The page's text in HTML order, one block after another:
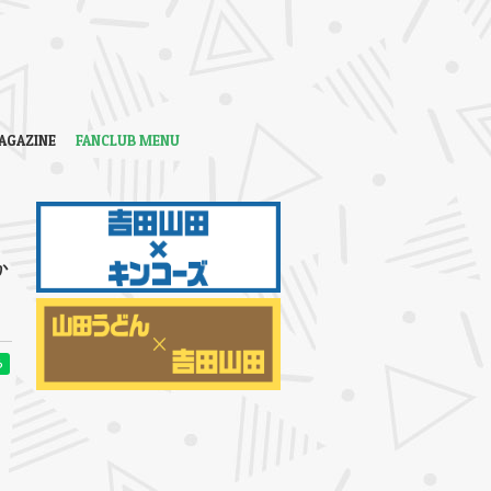
FANCLUB MENU